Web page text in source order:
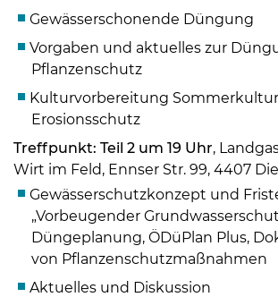
Skip to main
Gewässerschonende Düngung
Vorgaben und aktuelles zur
Pflanzenschutz
Kulturvorbereitung
Erosionsschutz
Treffpunkt: Teil 2 um 19 Uhr,
Wirt im Feld, Ennser Str. 99, 4407
Gewässerschutzkonzept und
„Vorbeugender
Düngeplanung, ÖDüPlan Plus,
von Pflanzenschutzmaßnahmen
Aktuelles und Diskussion